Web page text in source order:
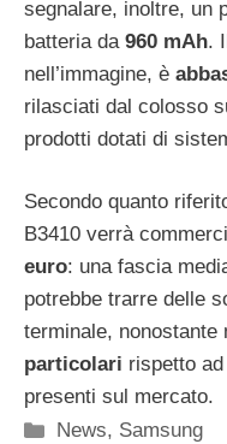
segnalare, inoltre, un
batteria da 960 mAh.
nell’immagine, è
rilasciati dal colosso
prodotti dotati di
Secondo quanto
B3410 verrà
euro: una fascia
potrebbe trarre delle
terminale, nonostante
particolari rispetto
presenti sul mercato.
Categorie
News, Samsung